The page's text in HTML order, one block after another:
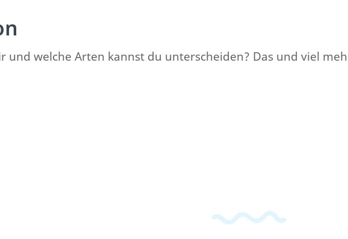
und welche Arten kannst du unterscheiden? Das und viel